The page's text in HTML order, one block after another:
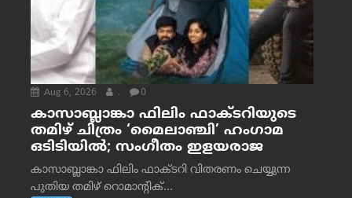
Aug 6, 2026 . 0
കാസാബ്ലാങ്കാ ഫിലിം ഫാക്ടറിയുടെ
തമിഴ് ചിത്രം ‘മൈലാഞ്ചി’ ഹംഗാമ
ഒടിടിയിൽ; സംഗീതം ഇളയരാജ
കാസാബ്ലാങ്കാ ഫിലിം ഫാക്ടറി വിതരണം ചെയ്യുന്ന
പുതിയ തമിഴ് റൊമാന്റിക്...